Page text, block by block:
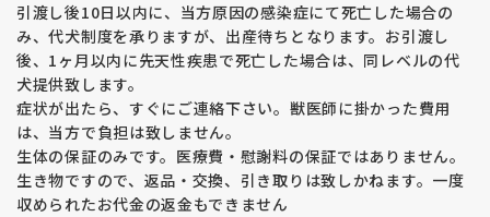
引渡し後10日以内に、当方原因の感染症にて死亡した場合の
み、代犬制度を承りますが、出産待ちとなります。お引渡し
後、1ヶ月以内に先天性疾患で死亡した場合は、同レベルの代
犬提供致します。
症状が出たら、すぐにご連絡下さい。獣医師に掛かった費用
は、当方で負担は致しません。
生体の保証のみです。医療費・慰謝料の保証ではありません。
生き物ですので、返品・交換、引き取りは致しかねます。一度
収められたお代金の返金もできません